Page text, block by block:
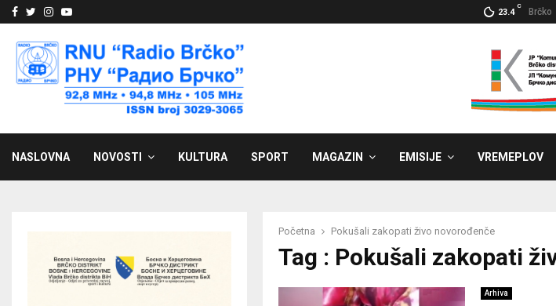
Facebook
Twitter
Instagram
Youtube 23.4
C
Brčko
NASLOVNA NOVOSTI KULTURA SPORT MAGAZIN EMISIJE VREMEPLOV
Početna Pokušali zakopati živo novorođenče
Tag : Pokušali zakopati
Arhiva